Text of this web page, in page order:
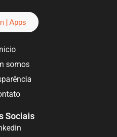
| Apps
somos
Sociais